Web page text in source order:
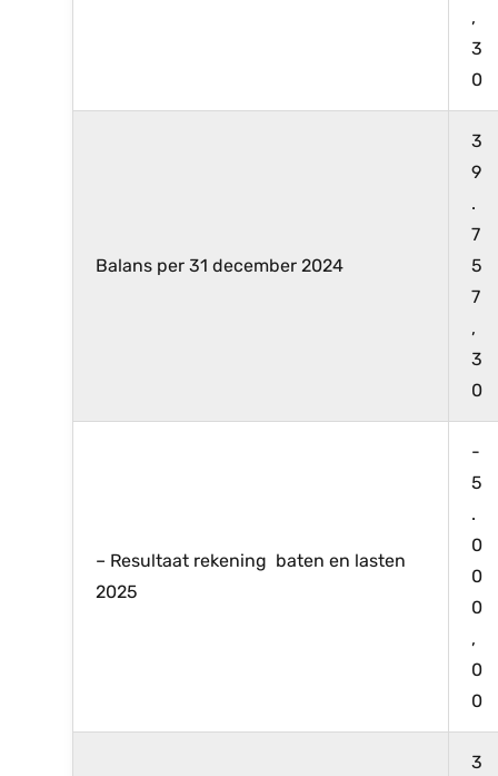
,
3
0
Balans per 31 december 2024
3
9
.
7
5
7
,
3
0
– Resultaat rekening baten en lasten
2025
-
5
.
0
0
0
,
0
0
3